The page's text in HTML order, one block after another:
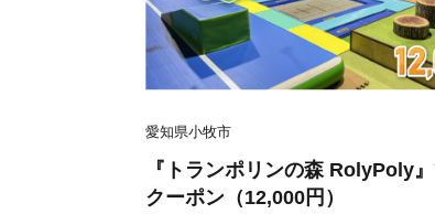
愛知県小牧市
『トランポリンの森 RolyPoly
クーポン（12,000円）